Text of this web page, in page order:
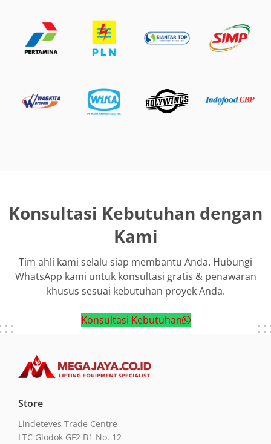
Konsultasi Kebutuhan dengan
Kami
Tim ahli kami selalu siap membantu Anda. Hubungi
WhatsApp kami untuk konsultasi gratis & penawaran
khusus sesuai kebutuhan proyek Anda.
Konsultasi Kebutuhan
Store
Lindeteves Trade Centre
LTC Glodok GF2 B1 No. 12